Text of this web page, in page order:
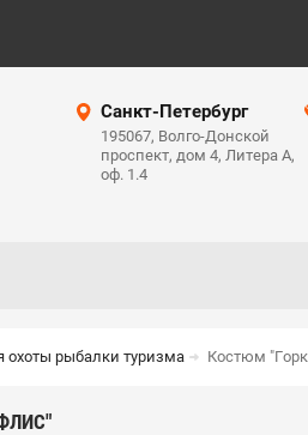
Санкт-Петербург
195067, Волго-Донской
проспект, дом 4, Литера А,
оф. 1.4
охоты рыбалки туризма Костюм